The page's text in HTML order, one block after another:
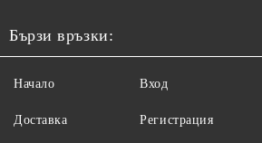
Бързи връзки:
Начало
Доставка
Вход
Регистрация